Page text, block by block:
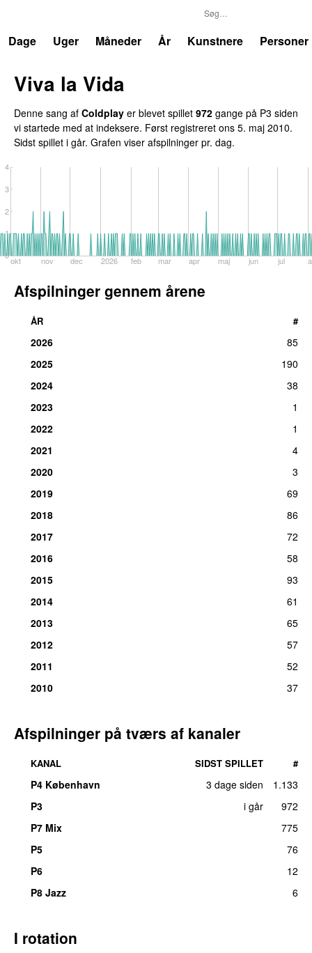
Dage
Uger Måneder År Kunstnere Personer
Viva la Vida
Denne sang af Coldplay er blevet spillet 972 gange på P3 siden
vi startede med at indeksere. Først registreret ons 5. maj 2010.
Sidst spillet i går. Grafen viser afspilninger pr. dag.
okt nov dec 2026 feb mar apr maj jun jul
0
1
2
3
4
Afspilninger gennem årene
ÅR #
2026
85
2025
190
2024
38
2023
1
2022
1
2021
4
2020
3
2019
69
2018
86
2017
72
2016
58
2015
93
2014
61
2013
65
2012
57
2011
52
2010
37
Afspilninger på tværs af kanaler
KANAL SIDST SPILLET #
P4 København 3 dage siden
1.133
P3
i går
972
P7 Mix
775
P5
76
P6
12
P8 Jazz
6
I rotation